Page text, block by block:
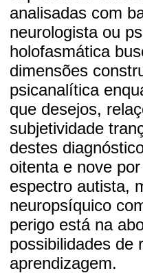
analisadas com
neurologista ou
holofasmática
dimensões
psicanalítica
que desejos,
subjetividade
destes
oitenta e nove
espectro autista,
neuropsíquico
perigo está na
possibilidades de
aprendizagem.